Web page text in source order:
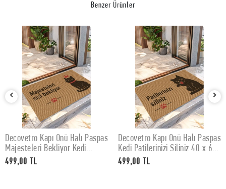
Benzer Ürünler
SEPETE EKLE
Decovetro Kapı Önü Halı Paspas
Majesteleri Bekliyor Kedi
Baskılı 40 x 60 Cm
499,00 TL
SEPETE EKLE
Decovetro Kapı Önü Halı Paspas
Kedi Patilerinizi Siliniz 40 x 60
Cm
499,00 TL